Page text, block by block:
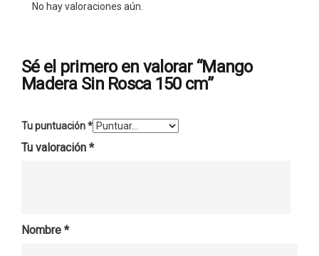
No hay valoraciones aún.
Sé el primero en valorar “Mango
Madera Sin Rosca 150 cm”
Tu puntuación*
Tu valoración *
Nombre *